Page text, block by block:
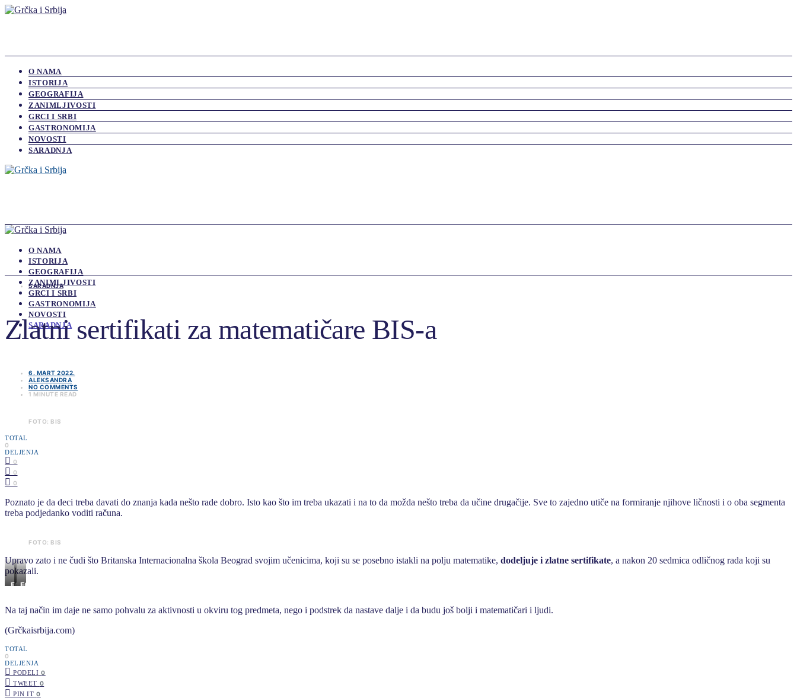
O NAMA
ISTORIJA
GEOGRAFIJA
ZANIMLJIVOSTI
GRCI I SRBI
GASTRONOMIJA
NOVOSTI
SARADNJA
O NAMA
ISTORIJA
GEOGRAFIJA
ZANIMLJIVOSTI
GRCI I SRBI
GASTRONOMIJA
NOVOSTI
SARADNJA
SARADNJA
Zlatni sertifikati za matematičare BIS-a
6. MART 2022.
ALEKSANDRA
NO COMMENTS
1 MINUTE READ
FOTO: BIS
TOTAL
0
DELJENJA
0
0
0
Poznato je da deci treba davati do znanja kada nešto rade dobro. Isto kao što im treba ukazati i na to da možda nešto treba da učine drugačije. Sve to zajedno utiče na formiranje njihove ličnosti i o oba segmenta
treba podjedanko voditi računa.
FOTO: BIS
Upravo zato i ne čudi što Britanska Internacionalna škola Beograd svojim učenicima, koji su se posebno istakli na polju matematike, dodeljuje i zlatne sertifikate, a nakon 20 sedmica odličnog rada koji su
pokazali.
FOTO:FOTO:
Na taj način im daje ne samo pohvalu za aktivnosti u okviru tog predmeta, nego i podstrek da nastave dalje i da budu još bolji i matematičari i ljudi.
(Grčkaisrbija.com)
TOTAL
0
DELJENJA
PODELI 0
TWEET 0
PIN IT 0